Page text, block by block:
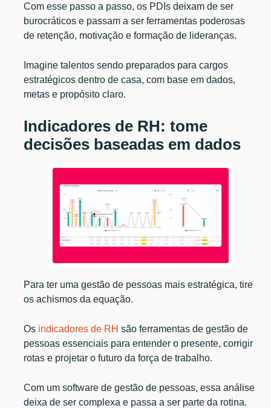
Com esse passo a passo, os PDIs deixam de ser
burocráticos e passam a ser ferramentas poderosas
de retenção, motivação e formação de lideranças.
Imagine talentos sendo preparados para cargos
estratégicos dentro de casa, com base em dados,
metas e propósito claro.
Indicadores de RH: tome
decisões baseadas em dados
Para ter uma gestão de pessoas mais estratégica, tire
os achismos da equação.
Os indicadores de RH são ferramentas de gestão de
pessoas essenciais para entender o presente, corrigir
rotas e projetar o futuro da força de trabalho.
Com um software de gestão de pessoas, essa análise
deixa de ser complexa e passa a ser parte da rotina.